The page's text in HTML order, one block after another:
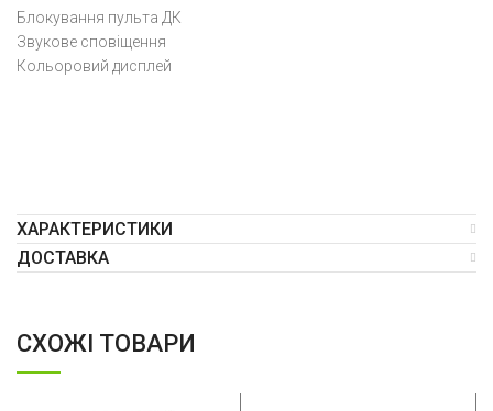
Блокування пульта ДК
Звукове сповіщення
Кольоровий дисплей
ХАРАКТЕРИСТИКИ
ДОСТАВКА
СХОЖІ ТОВАРИ